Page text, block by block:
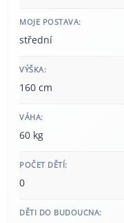
MOJE POSTAVA:
střední
VÝŠKA:
160 cm
VÁHA:
60 kg
POČET DĚTÍ:
0
DĚTI DO BUDOUCNA: